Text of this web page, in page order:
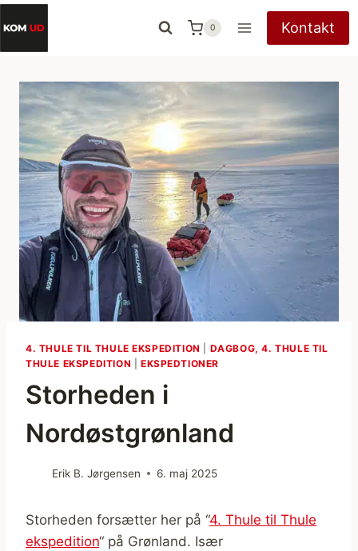
Fortsæt
til
indhold
0 Kontakt
4. THULE TIL THULE EKSPEDITION
DAGBOG, 4. THULE TIL
THULE EKSPEDITION
EKSPEDTIONER
Storheden i
Nordøstgrønland
Erik B. Jørgensen 6. maj 2025
Storheden forsætter her på “4. Thule til Thule
ekspedition“ på Grønland. Især